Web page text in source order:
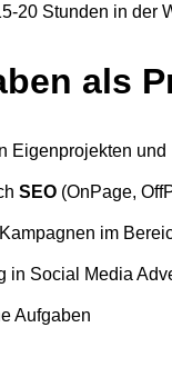
20 Stunden in der
als
Eigenprojekten
SEO (OnPage,
im
in Social Media
Aufgaben